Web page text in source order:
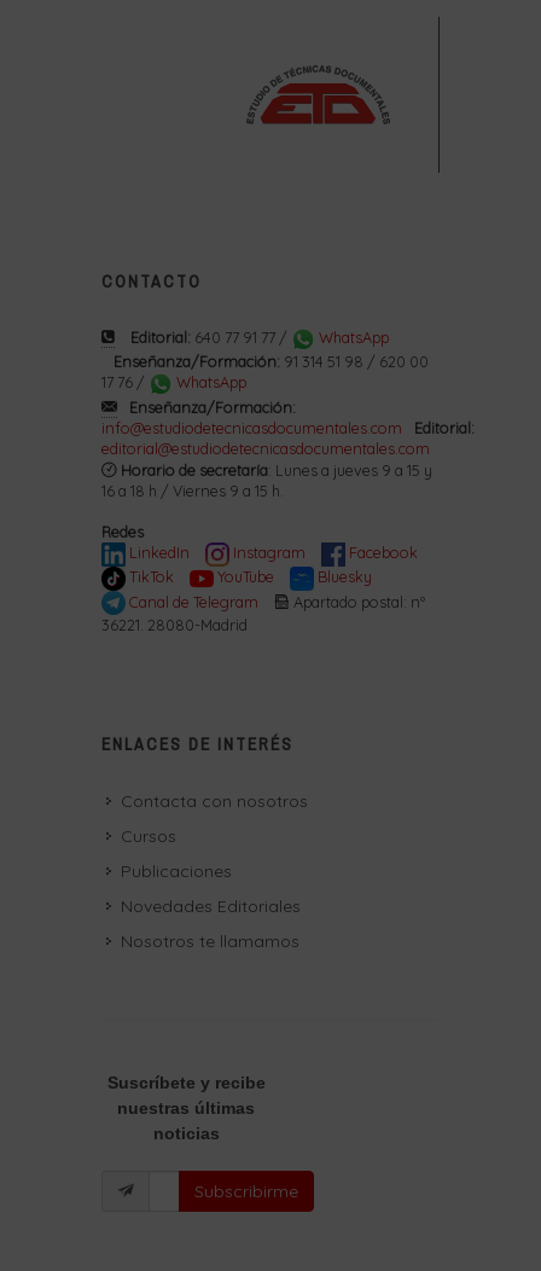
CONTACTO
Editorial: 640 77 91 77 /
WhatsApp
Enseñanza/Formación: 91 314 51 98 / 620 00
17 76 /
WhatsApp
Enseñanza/Formación:
info@estudiodetecnicasdocumentales.com
Editorial:
editorial@estudiodetecnicasdocumentales.com
Horario de secretaría: Lunes a jueves 9 a 15 y
16 a 18 h / Viernes 9 a 15 h.
Redes
LinkedIn
Instagram
Facebook
TikTok
YouTube
Bluesky
Canal de Telegram
Apartado postal: nº
36221. 28080-Madrid
ENLACES DE INTERÉS
Contacta con nosotros
Cursos
Publicaciones
Novedades Editoriales
Nosotros te llamamos
Suscríbete y recibe
nuestras últimas
noticias
Subscribirme